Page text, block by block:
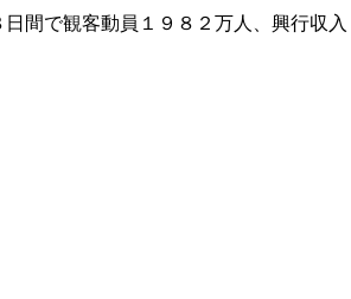
間で観客動員１９８２万人、興行収